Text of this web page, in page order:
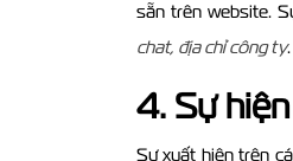
sẵn trên website.
chat, địa chỉ công ty.
4. Sự
Sự xuất hiện trên